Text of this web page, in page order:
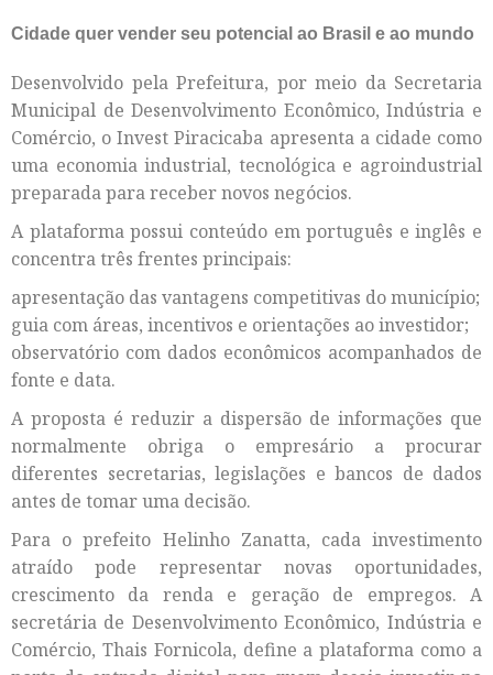
Cidade quer vender seu potencial ao Brasil e ao mundo
Desenvolvido pela Prefeitura, por meio da Secretaria
Municipal de Desenvolvimento Econômico, Indústria e
Comércio, o Invest Piracicaba apresenta a cidade como
uma economia industrial, tecnológica e agroindustrial
preparada para receber novos negócios.
A plataforma possui conteúdo em português e inglês e
concentra três frentes principais:
apresentação das vantagens competitivas do município;
guia com áreas, incentivos e orientações ao investidor;
observatório com dados econômicos acompanhados de
fonte e data.
A proposta é reduzir a dispersão de informações que
normalmente obriga o empresário a procurar
diferentes secretarias, legislações e bancos de dados
antes de tomar uma decisão.
Para o prefeito Helinho Zanatta, cada investimento
atraído pode representar novas oportunidades,
crescimento da renda e geração de empregos. A
secretária de Desenvolvimento Econômico, Indústria e
Comércio, Thais Fornicola, define a plataforma como a